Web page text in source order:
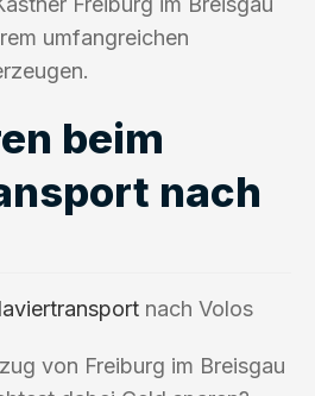
umfangreichen
beim
nach
nach Volos
von Freiburg im Breisgau